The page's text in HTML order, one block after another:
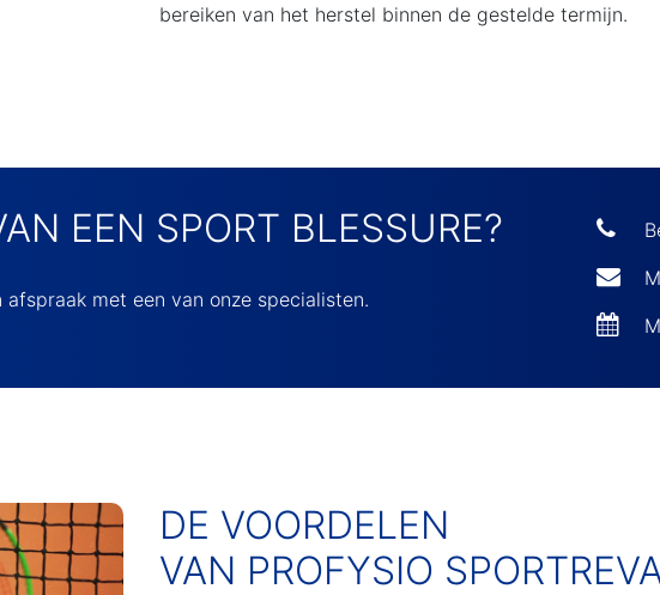
bereiken van het herstel binnen de gestelde termijn.
EEN SPORT BLESSURE?
met een van onze specialisten.
DE VOORDELEN
VAN PROFYSIO